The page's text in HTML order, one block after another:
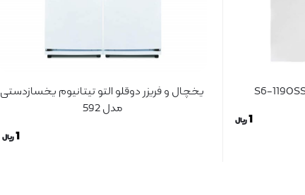
1ریال
یخچال و فریزر دوقلو التو تیتانیوم یخسازدستی
مدل 592
1ریال